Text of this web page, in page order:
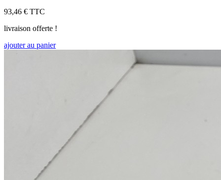
93,46 € TTC
livraison offerte !
ajouter au panier